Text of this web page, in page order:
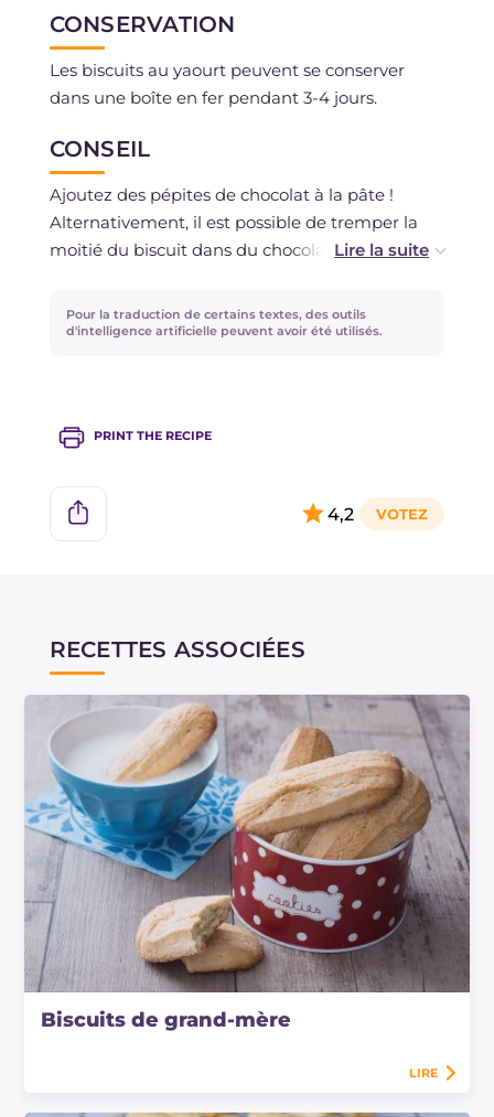
CONSERVATION
Les biscuits au yaourt peuvent se conserver
dans une boîte en fer pendant 3-4 jours.
CONSEIL
Ajoutez des pépites de chocolat à la pâte !
Alternativement, il est possible de tremper la
moitié du biscuit dans du chocolat fondu pour
Pour la traduction de certains textes, des outils
d'intelligence artificielle peuvent avoir été utilisés.
PRINT THE RECIPE
4,2
RECETTES ASSOCIÉES
Biscuits de grand-mère
LIRE